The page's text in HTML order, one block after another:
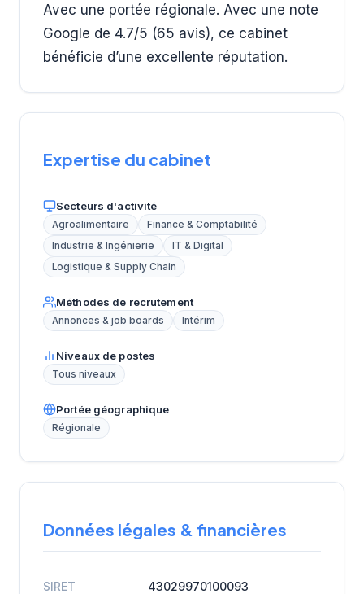
Avec une portée régionale. Avec une note
Google de 4.7/5 (65 avis), ce cabinet
bénéficie d’une excellente réputation.
Expertise du cabinet
Secteurs d'activité
Agroalimentaire
Finance & Comptabilité
Industrie & Ingénierie
IT & Digital
Logistique & Supply Chain
Méthodes de recrutement
Annonces & job boards Intérim
Niveaux de postes
Tous niveaux
Portée géographique
Régionale
Données légales & financières
SIRET 43029970100093